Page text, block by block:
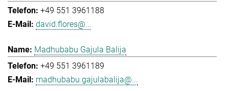
+49 551 3961188
david.flores@...
Madhubabu Gajula Balija
+49 551 3961189
madhubabu.gajulabalija@...